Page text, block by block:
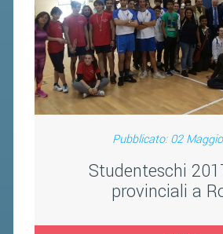
Pubblicato: 02
Studenteschi
provinciali a